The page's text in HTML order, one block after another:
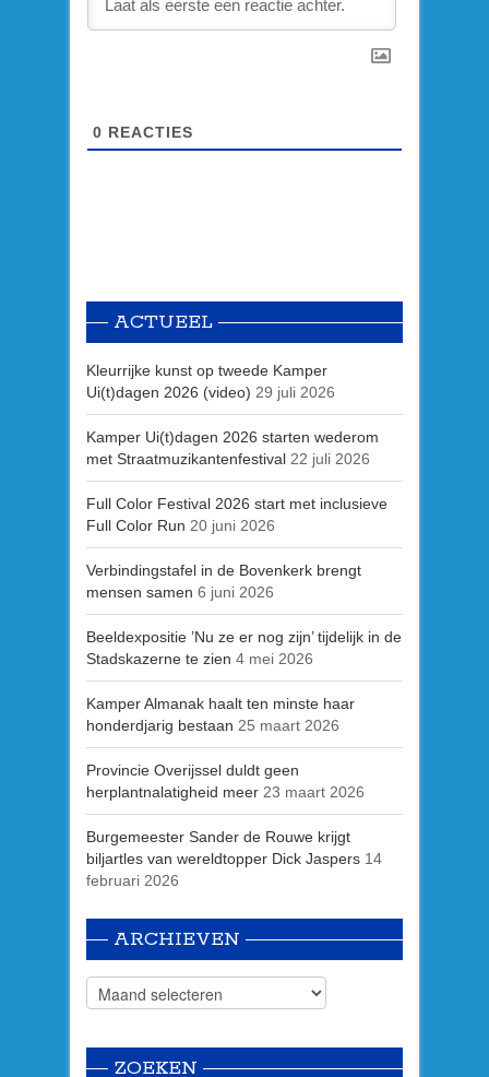
0 REACTIES
ACTUEEL
Kleurrijke kunst op tweede Kamper
Ui(t)dagen 2026 (video) 29 juli 2026
Kamper Ui(t)dagen 2026 starten wederom
met Straatmuzikantenfestival 22 juli 2026
Full Color Festival 2026 start met inclusieve
Full Color Run 20 juni 2026
Verbindingstafel in de Bovenkerk brengt
mensen samen 6 juni 2026
Beeldexpositie ’Nu ze er nog zijn’ tijdelijk in de
Stadskazerne te zien 4 mei 2026
Kamper Almanak haalt ten minste haar
honderdjarig bestaan 25 maart 2026
Provincie Overijssel duldt geen
herplantnalatigheid meer 23 maart 2026
Burgemeester Sander de Rouwe krijgt
biljartles van wereldtopper Dick Jaspers 14
februari 2026
ARCHIEVEN
ZOEKEN